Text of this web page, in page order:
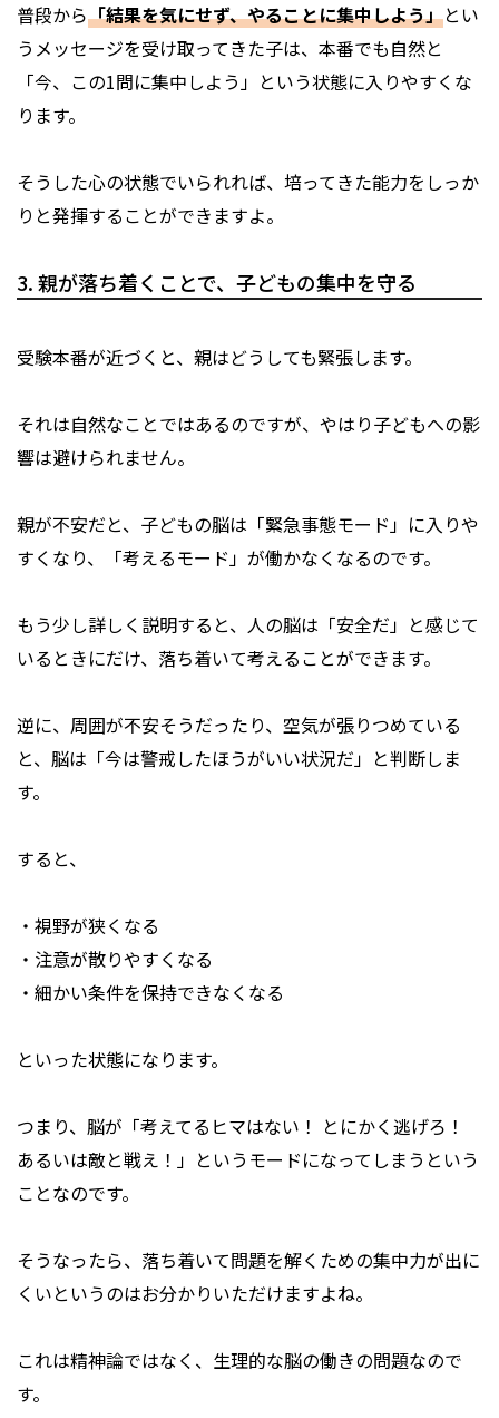
普段から「結果を気にせず、やることに集中しよう」とい
うメッセージを受け取ってきた子は、本番でも自然と
「今、この1問に集中しよう」という状態に入りやすくな
ります。
そうした心の状態でいられれば、培ってきた能力をしっか
りと発揮することができますよ。
3. 親が落ち着くことで、子どもの集中を守る
受験本番が近づくと、親はどうしても緊張します。
それは自然なことではあるのですが、やはり子どもへの影
響は避けられません。
親が不安だと、子どもの脳は「緊急事態モード」に入りや
すくなり、「考えるモード」が働かなくなるのです。
もう少し詳しく説明すると、人の脳は「安全だ」と感じて
いるときにだけ、落ち着いて考えることができます。
逆に、周囲が不安そうだったり、空気が張りつめている
と、脳は「今は警戒したほうがいい状況だ」と判断しま
す。
すると、
・視野が狭くなる
・注意が散りやすくなる
・細かい条件を保持できなくなる
といった状態になります。
つまり、脳が「考えてるヒマはない！ とにかく逃げろ！
あるいは敵と戦え！」というモードになってしまうという
ことなのです。
そうなったら、落ち着いて問題を解くための集中力が出に
くいというのはお分かりいただけますよね。
これは精神論ではなく、生理的な脳の働きの問題なので
す。